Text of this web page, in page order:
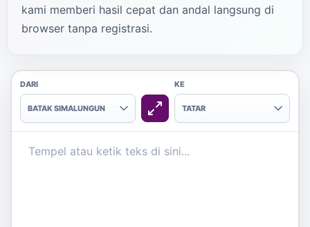
kami memberi hasil cepat dan andal langsung di
browser tanpa registrasi.
DARI
BATAK SIMALUNGUN
KE
TATAR